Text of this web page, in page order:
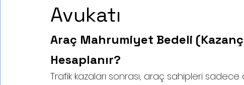
Avukatı
Araç Mahrumiyet Bedeli (Kazanç
Hesaplanır?
Trafik kazaları sonrası, araç sahipleri